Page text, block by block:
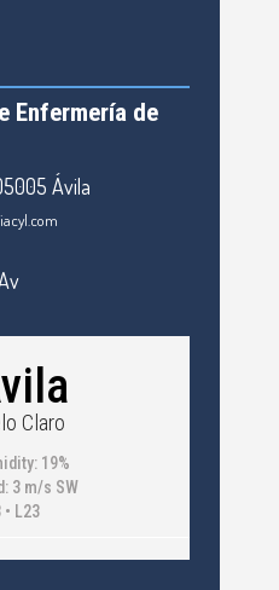
Enfermería de
Ávila
Claro
19%
3 m/s SW
• L23